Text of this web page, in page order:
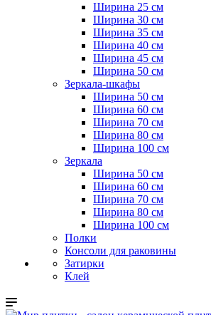
Ширина 25 см
Ширина 30 см
Ширина 35 см
Ширина 40 см
Ширина 45 см
Ширина 50 см
Зеркала-шкафы
Ширина 50 см
Ширина 60 см
Ширина 70 см
Ширина 80 см
Ширина 100 см
Зеркала
Ширина 50 см
Ширина 60 см
Ширина 70 см
Ширина 80 см
Ширина 100 см
Полки
Консоли для раковины
Затирки
Клей